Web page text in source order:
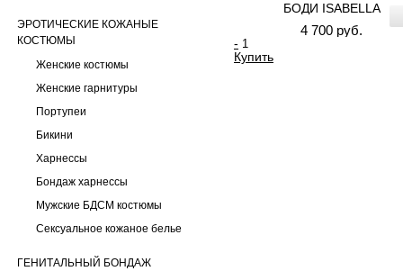
ЭРОТИЧЕСКИЕ КОЖАНЫЕ
КОСТЮМЫ
Женские костюмы
Женские гарнитуры
Портупеи
Бикини
Харнессы
Бондаж харнессы
Мужские БДСМ костюмы
Сексуальное кожаное белье
ГЕНИТАЛЬНЫЙ БОНДАЖ
БОДИ ISABELLA
4 700 руб.
-
Купить